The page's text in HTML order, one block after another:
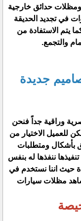
حدائق خارجية
في تجديد الحديقة
يتم الاستفادة من
والتجمع.
جديدة
وراقية جداً فنحن
للعميل الاختيار من
بأشكال ومتطلبات
ننفذها له بنفس
حيث اننا نستخدم في
مظلات سيارات